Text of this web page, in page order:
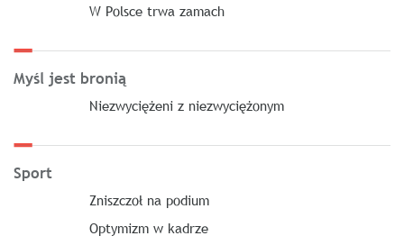
W Polsce trwa zamach
Myśl jest bronią
Niezwyciężeni z niezwyciężonym
Sport
Zniszczoł na podium
Optymizm w kadrze